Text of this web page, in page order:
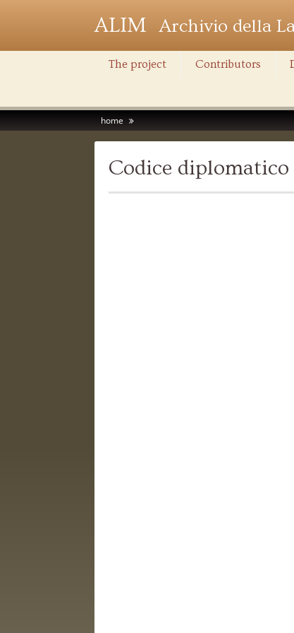
ALIM Archivio della
The project Contributors
home
Codice diplomatico